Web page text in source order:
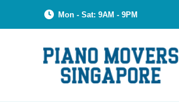
Mon - Sat: 9AM - 9PM